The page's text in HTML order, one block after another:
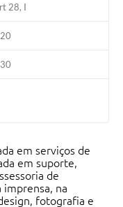
28, I
em serviços de
em suporte,
de
imprensa, na
fotografia e